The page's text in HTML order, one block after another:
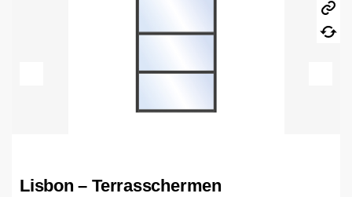
Lisbon – Terrasschermen